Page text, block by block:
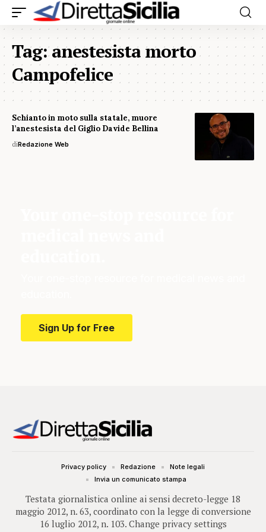
Tag:anestesista morto
Campofelice
Schianto in moto sulla statale, muore
l’anestesista del Giglio Davide Bellina
diRedazione Web
Sign Up for Free
Testata giornalistica online ai sensi decreto-legge 18
maggio 2012, n. 63, coordinato con la legge di conversione
16 luglio 2012, n. 103. Change privacy settings
Privacy policy Redazione
Note legali
Invia un comunicato stampa